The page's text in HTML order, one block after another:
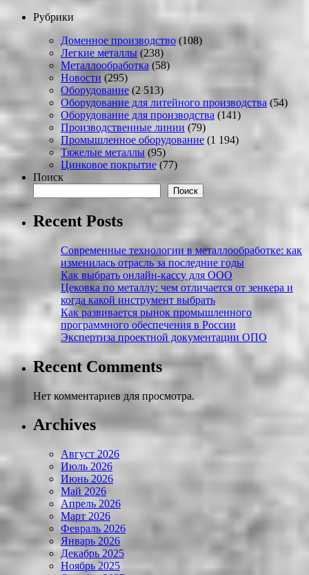
Рубрики
Доменное производство (108)
Легкие металлы (238)
Металлообработка (58)
Новости (295)
Оборудование (2 513)
Оборудование для литейного производства (54)
Оборудование для производства (141)
Производственные линии (79)
Промышленное оборудование (1 194)
Тяжелые металлы (95)
Цинковое покрытие (77)
Поиск
Поиск
Recent Posts
Современные технологии в металлообработке: как
изменилась отрасль за последние годы
Как выбрать онлайн-кассу для ООО
Цековка по металлу: чем отличается от зенкера и
когда какой инструмент выбрать
Как развивается рынок промышленного
программного обеспечения в России
Экспертиза проектной документации ОПО
Recent Comments
Нет комментариев для просмотра.
Archives
Август 2026
Июль 2026
Июнь 2026
Май 2026
Апрель 2026
Март 2026
Февраль 2026
Январь 2026
Декабрь 2025
Ноябрь 2025